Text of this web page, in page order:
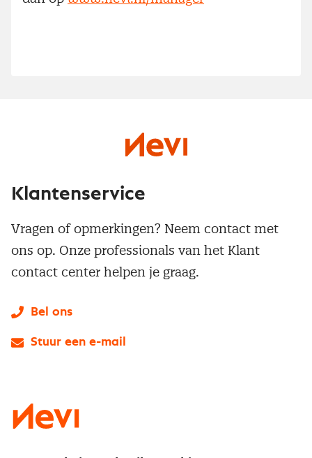
Klantenservice
Vragen of opmerkingen? Neem contact met
ons op. Onze professionals van het Klant
contact center helpen je graag.
Bel ons
Stuur een e-mail